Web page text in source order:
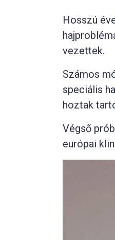
Hosszú
vezettek.
Számos
speciális
hoztak
Végső
európai